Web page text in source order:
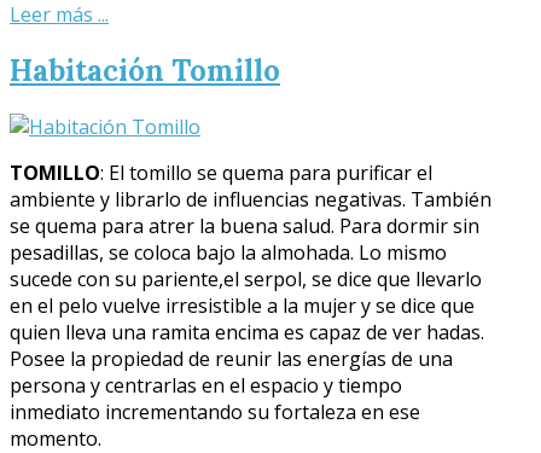
Leer más ...
Habitación Tomillo
TOMILLO: El tomillo se quema para purificar el
ambiente y librarlo de influencias negativas. También
se quema para atrer la buena salud. Para dormir sin
pesadillas, se coloca bajo la almohada. Lo mismo
sucede con su pariente,el serpol, se dice que llevarlo
en el pelo vuelve irresistible a la mujer y se dice que
quien lleva una ramita encima es capaz de ver hadas.
Posee la propiedad de reunir las energías de una
persona y centrarlas en el espacio y tiempo
inmediato incrementando su fortaleza en ese
momento.